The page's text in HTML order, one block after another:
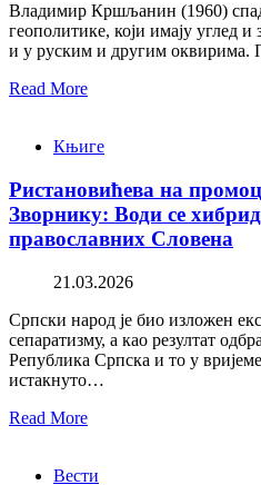
Владимир Кршљанин (1960)
геополитике, који имају углед
и у руским и другим оквирима.
Read More
Књиге
Ристановићева на
Зворнику: Води се
православних Словена
21.03.2026
Српски народ је био изложен
сепаратизму, а као резултат
Република Српска и то у
истакнуто…
Read More
Вести